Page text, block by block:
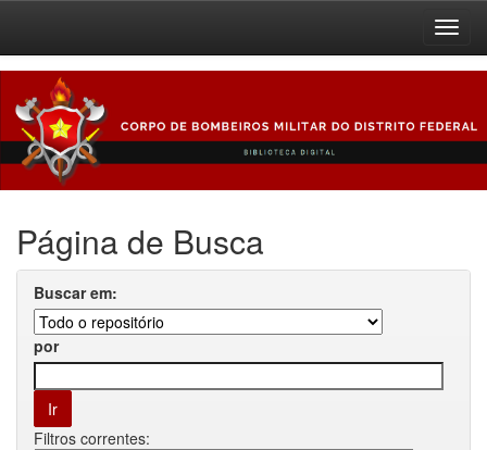
navigation
Página de Busca
Buscar em:
por
Filtros correntes: